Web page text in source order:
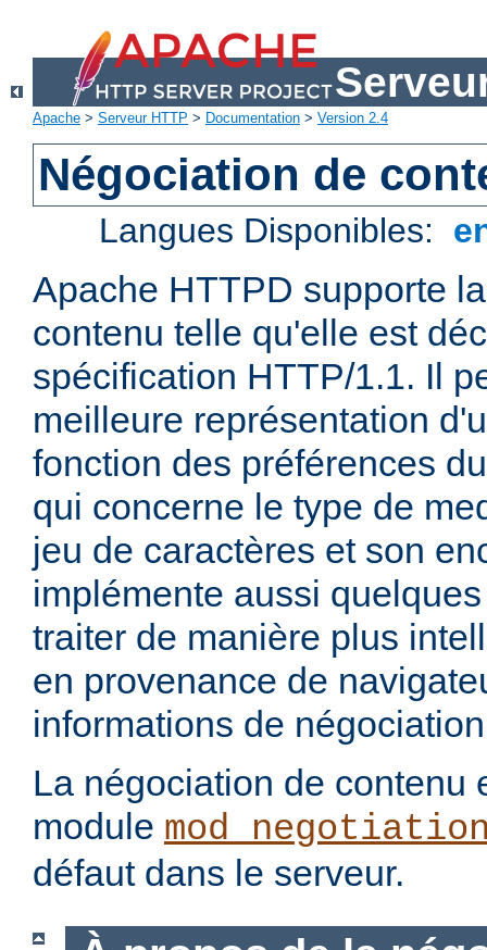
Apache > Serveur HTTP > Documentation > Version 2.4
Négociation de
Langues Disponibles:
Apache HTTPD supporte
contenu telle qu'elle est
spécification HTTP/1.1. Il
meilleure représentation
fonction des préférences
qui concerne le type de
jeu de caractères et son
implémente aussi
traiter de manière plus
en provenance de
informations de
La négociation de contenu
module
défaut dans le serveur.